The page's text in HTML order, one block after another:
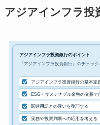
アジアインフラ投
アジアインフラ投資銀行のポイント
『アジアインフラ投資銀行』のチェック
アジアインフラ投資銀行の基本定
ESG・サステナブル金融の文脈で
関連用語との違いを整理する
実務や投資判断への応用を考える